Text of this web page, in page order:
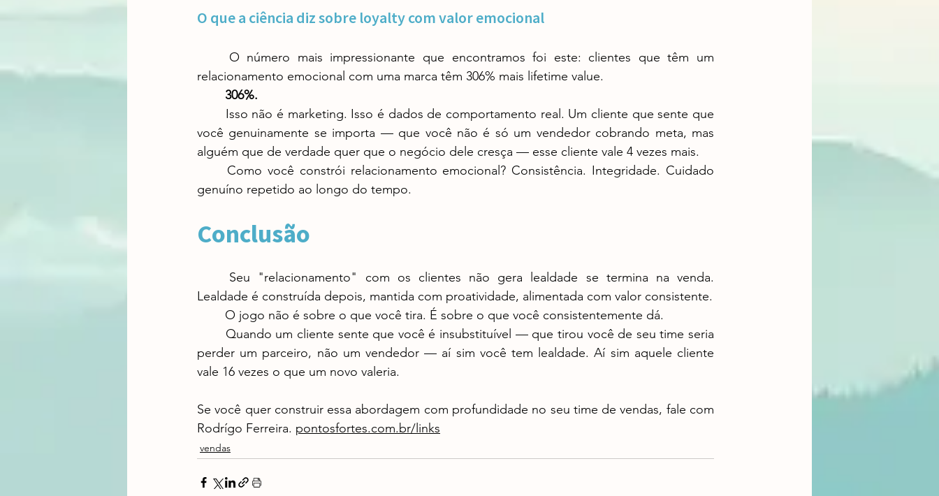
O que a ciência diz sobre loyalty com valor emocional
relacionamento emocional com uma marca têm 306% mais lifetime value.
306%.
você genuinamente se importa — que você não é só um vendedor cobrando meta, mas
alguém que de verdade quer que o negócio dele cresça — esse cliente vale 4 vezes mais.
genuíno repetido ao longo do tempo.
Conclusão
Lealdade é construída depois, mantida com proatividade, alimentada com valor consistente.
	O jogo não é sobre o que você tira. É sobre o que você consistentemente dá.
perder um parceiro, não um vendedor — aí sim você tem lealdade. Aí sim aquele cliente
vale 16 vezes o que um novo valeria.
Se você quer construir essa abordagem com profundidade no seu time de vendas, fale com
Rodrígo Ferreira. pontosfortes.com.br/links
vendas